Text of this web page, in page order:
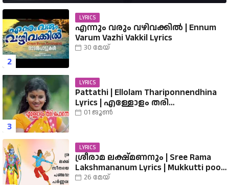
LYRICS
എന്നും വരും വഴിവക്കിൽ | Ennum
Varum Vazhi Vakkil Lyrics
30 മേയ്
LYRICS
Pattathi | Ellolam Thariponnendhina
Lyrics | എള്ളോളം തരി
പൊന്നെന്തിനാ...... വരികൾ
01 ജൂൺ
LYRICS
ശ്രീരാമ ലക്ഷ്മണനും | Sree Rama
Lakshmananum Lyrics | Mukkutti poo
Album | Sreerama Song Malayalam |
26 മേയ്